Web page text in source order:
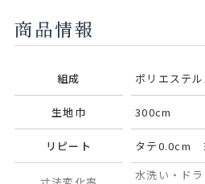
センタークロ
クロスオー
セパレー
商品情報
組成 ポリエステ
生地巾 300cm
リピート タテ0.0cm
水洗い・ド